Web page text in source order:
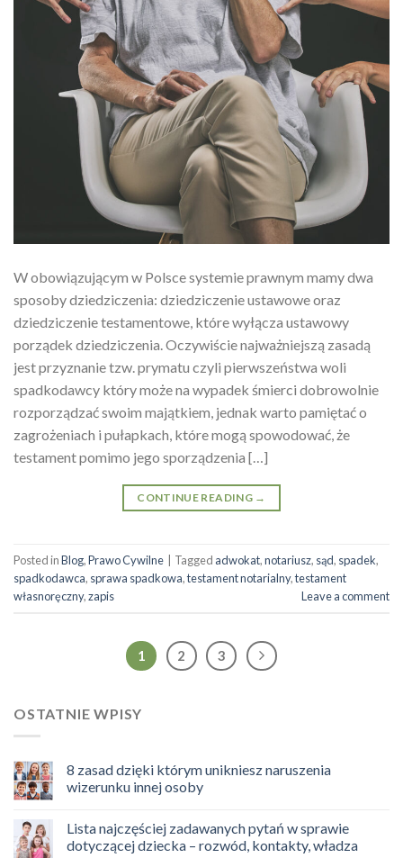
W obowiązującym w Polsce systemie prawnym mamy dwa
sposoby dziedziczenia: dziedziczenie ustawowe oraz
dziedziczenie testamentowe, które wyłącza ustawowy
porządek dziedziczenia. Oczywiście najważniejszą zasadą
jest przyznanie tzw. prymatu czyli pierwszeństwa woli
spadkodawcy który może na wypadek śmierci dobrowolnie
rozporządzać swoim majątkiem, jednak warto pamiętać o
zagrożeniach i pułapkach, które mogą spowodować, że
testament pomimo jego sporządzenia […]
CONTINUE READING →
Posted inBlog,Prawo Cywilne Tagged adwokat,notariusz, sąd, spadek,
spadkodawca, sprawa spadkowa,testament notarialny,testament
własnoręczny,zapis Leave a comment
1 2 3
OSTATNIE WPISY
8 zasad dzięki którym unikniesz naruszenia
wizerunku innej osoby
Lista najczęściej zadawanych pytań w sprawie
dotyczącej dziecka – rozwód, kontakty, władza